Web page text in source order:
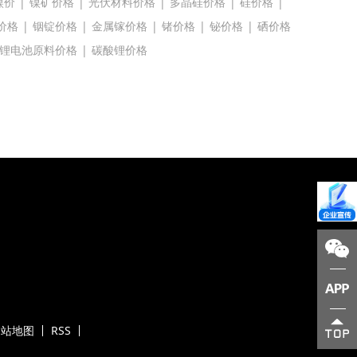
格 | 铟锭价格 | 金属镓价格 | 锗价格 | 铋价格 | 硒价格
锂电池原料价格 | 碳酸锂价格
地图 RSS